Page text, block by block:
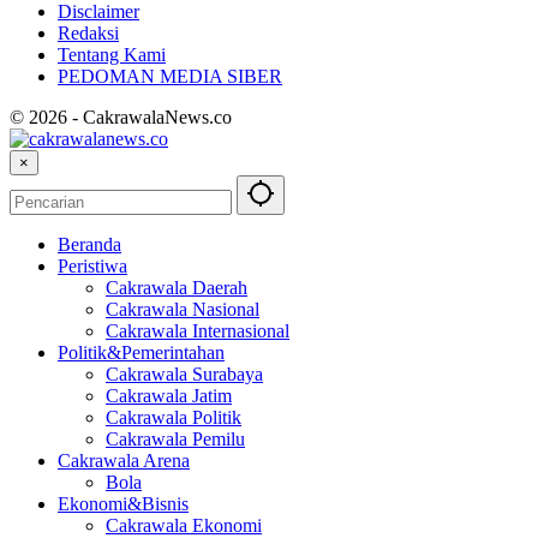
Disclaimer
Redaksi
Tentang Kami
PEDOMAN MEDIA SIBER
© 2026 - CakrawalaNews.co
×
Beranda
Peristiwa
Cakrawala Daerah
Cakrawala Nasional
Cakrawala Internasional
Politik&Pemerintahan
Cakrawala Surabaya
Cakrawala Jatim
Cakrawala Politik
Cakrawala Pemilu
Cakrawala Arena
Bola
Ekonomi&Bisnis
Cakrawala Ekonomi